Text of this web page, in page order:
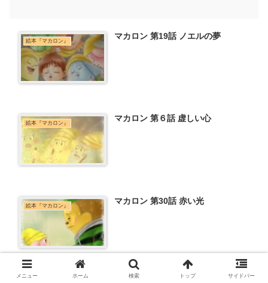
絵本『マカロン』 マカロン 第19話 ノエルの夢
絵本『マカロン』 マカロン 第６話 虚しい心
絵本『マカロン』 マカロン 第30話 赤い光
メニュー ホーム 検索 トップ サイドバー